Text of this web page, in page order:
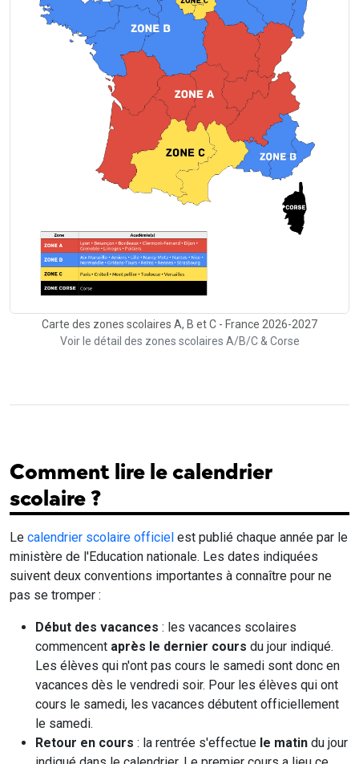
Carte des zones scolaires A, B et C - France 2026-2027
Voir le détail des zones scolaires A/B/C & Corse
Comment lire le calendrier
scolaire ?
Le calendrier scolaire officiel est publié chaque année par le
ministère de l'Education nationale. Les dates indiquées
suivent deux conventions importantes à connaître pour ne
pas se tromper :
Début des vacances : les vacances scolaires
commencent après le dernier cours du jour indiqué.
Les élèves qui n'ont pas cours le samedi sont donc en
vacances dès le vendredi soir. Pour les élèves qui ont
cours le samedi, les vacances débutent officiellement
le samedi.
Retour en cours : la rentrée s'effectue le matin du jour